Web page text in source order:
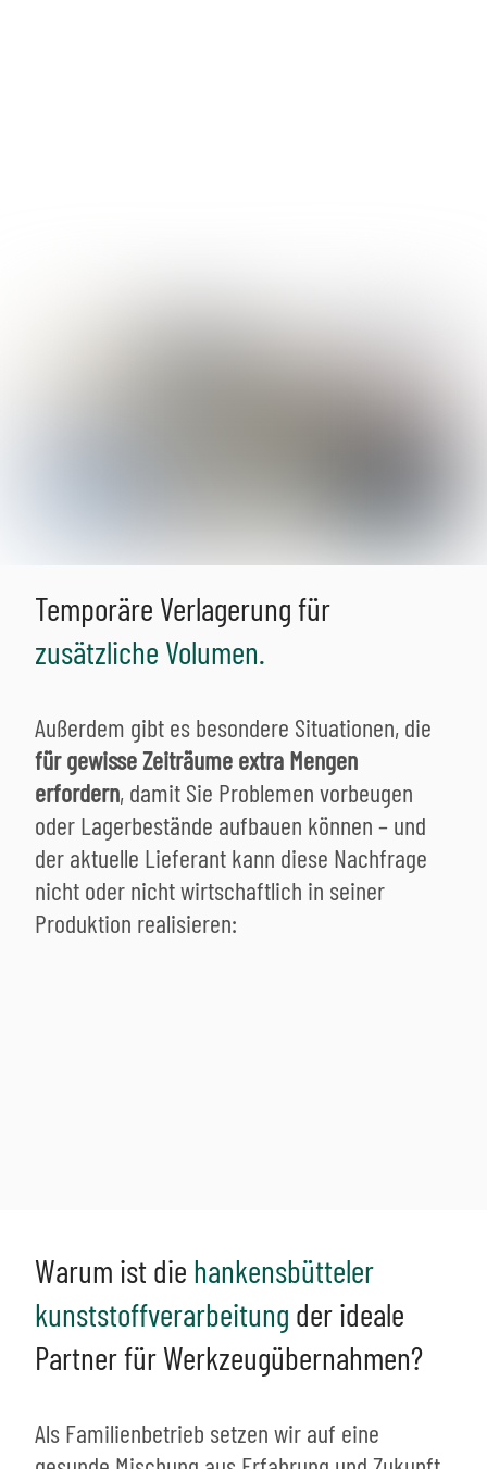
Temporäre Verlagerung für
zusätzliche Volumen.
Außerdem gibt es besondere Situationen, die
für gewisse Zeiträume extra Mengen
erfordern, damit Sie Problemen vorbeugen
oder Lagerbestände aufbauen können – und
der aktuelle Lieferant kann diese Nachfrage
nicht oder nicht wirtschaftlich in seiner
Produktion realisieren:
Warum ist die hankensbütteler
kunststoffverarbeitung der ideale
Partner für Werkzeugübernahmen?
Als Familienbetrieb setzen wir auf eine